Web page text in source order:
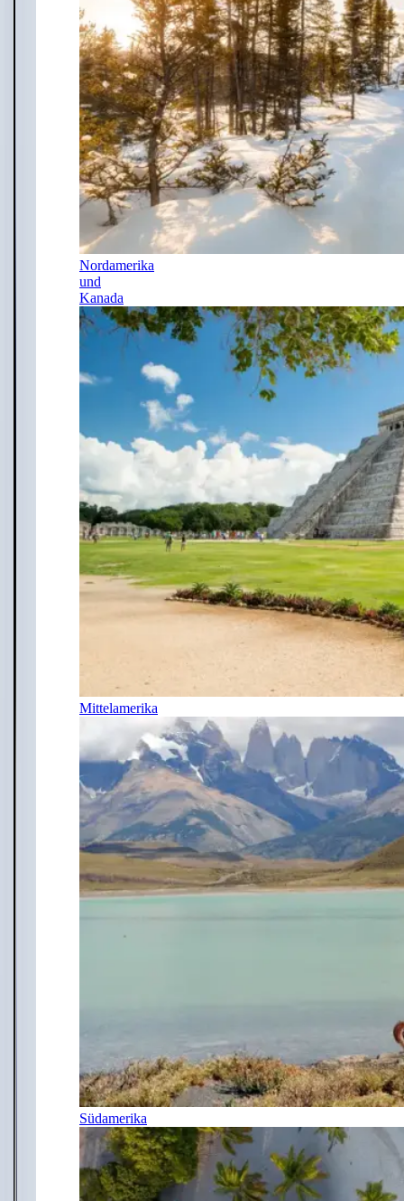
Nordamerika
und
Kanada
Mittelamerika
Südamerika